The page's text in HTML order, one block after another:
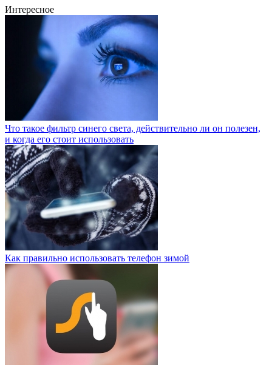
Интересное
Что такое фильтр синего света, действительно ли он полезен,
и когда его стоит использовать
Как правильно использовать телефон зимой